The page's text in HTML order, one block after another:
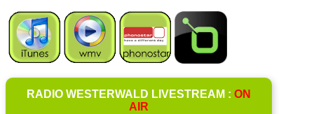
RADIO WESTERWALD LIVESTREAM : ON
AIR